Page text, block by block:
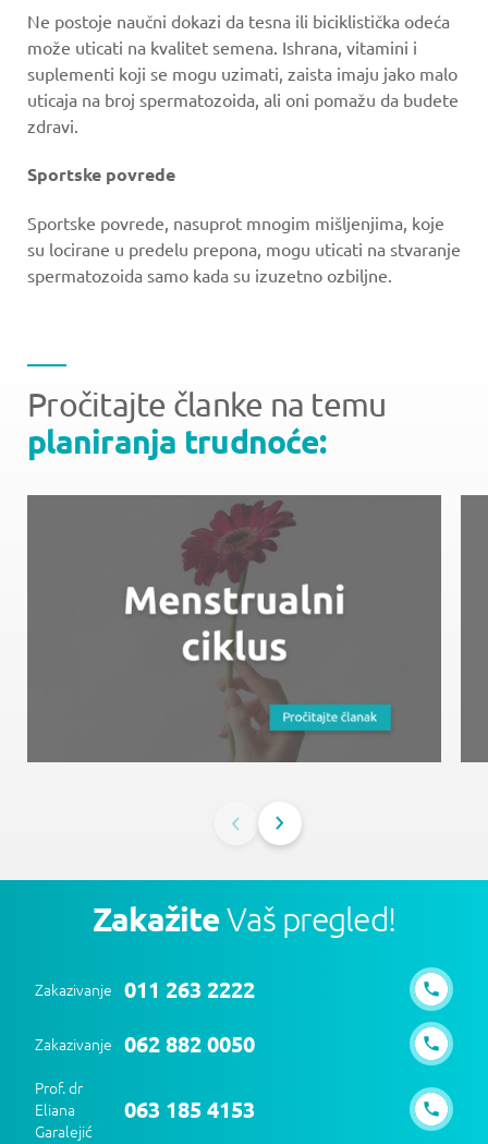
Ne postoje naučni dokazi da tesna ili biciklistička odeća
može uticati na kvalitet semena. Ishrana, vitamini i
suplementi koji se mogu uzimati, zaista imaju jako malo
uticaja na broj spermatozoida, ali oni pomažu da budete
zdravi.
Sportske povrede
Sportske povrede, nasuprot mnogim mišljenjima, koje
su locirane u predelu prepona, mogu uticati na stvaranje
spermatozoida samo kada su izuzetno ozbiljne.
Pročitajte članke na temu
planiranja trudnoće:
ZakažiteVaš pregled!
Zakazivanje 011 263 2222
Zakazivanje 062 882 0050
Prof. dr
Eliana
Garalejić
063 185 4153